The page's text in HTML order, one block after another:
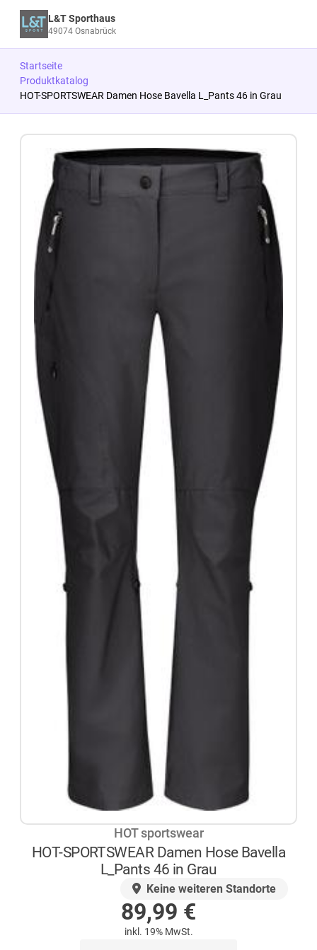
L&T Sporthaus
49074 Osnabrück
Startseite
Produktkatalog
HOT-SPORTSWEAR Damen Hose Bavella L_Pants 46 in Grau
HOT sportswear
HOT-SPORTSWEAR Damen Hose Bavella
L_Pants 46 in Grau
Keine weiteren Standorte
89,99 €
inkl. 19% MwSt.